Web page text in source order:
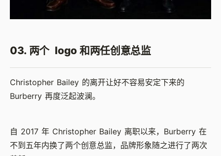
03. 两个 logo 和两任创意总监
Christopher Bailey 的离开让好不容易安定下来的
Burberry 再度泛起波澜。
自 2017 年 Christopher Bailey 离职以来，Burberry 在
不到五年内换了两个创意总监，品牌形象随之进行了两次